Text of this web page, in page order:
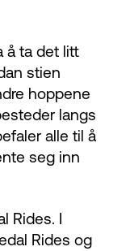
å ta det litt
stien
hoppene
langs
alle til å
seg inn
Rides. I
Rides og